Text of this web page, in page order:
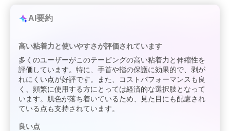
AI要約
高い粘着力と使いやすさが評価されています
多くのユーザーがこのテーピングの高い粘着力と伸縮性を
評価しています。特に、手首や指の保護に効果的で、剥が
れにくい点が好評です。また、コストパフォーマンスも良
く、頻繁に使用する方にとっては経済的な選択肢となって
います。肌色が落ち着いているため、見た目にも配慮され
ている点も支持されています。
良い点